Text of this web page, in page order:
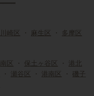
川崎区 ・ 麻生区 ・ 多摩区
南区 ・ 保土ヶ谷区 ・ 港北
・ 瀬谷区 ・ 港南区 ・ 磯子